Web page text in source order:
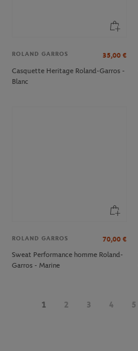
ROLAND GARROS 35,00 €
Casquette Heritage Roland-Garros -
Blanc
ROLAND GARROS 70,00 €
Sweat Performance homme Roland-
Garros - Marine
1 2 3 4 5